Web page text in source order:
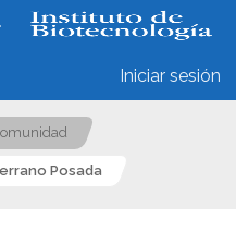
Iniciar sesión
Posada